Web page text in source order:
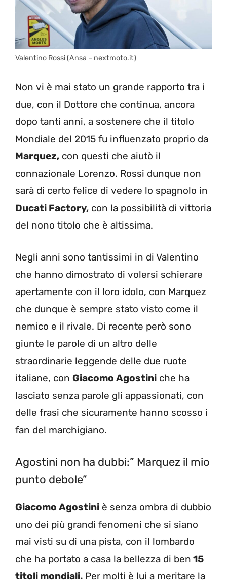
Valentino Rossi (Ansa – nextmoto.it)
Non vi è mai stato un grande rapporto tra i
due, con il Dottore che continua, ancora
dopo tanti anni, a sostenere che il titolo
Mondiale del 2015 fu influenzato proprio da
Marquez, con questi che aiutò il
connazionale Lorenzo. Rossi dunque non
sarà di certo felice di vedere lo spagnolo in
Ducati Factory, con la possibilità di vittoria
del nono titolo che è altissima.
Negli anni sono tantissimi in di Valentino
che hanno dimostrato di volersi schierare
apertamente con il loro idolo, con Marquez
che dunque è sempre stato visto come il
nemico e il rivale. Di recente però sono
giunte le parole di un altro delle
straordinarie leggende delle due ruote
italiane, con Giacomo Agostini che ha
lasciato senza parole gli appassionati, con
delle frasi che sicuramente hanno scosso i
fan del marchigiano.
Agostini non ha dubbi:” Marquez il mio
punto debole”
Giacomo Agostini è senza ombra di dubbio
uno dei più grandi fenomeni che si siano
mai visti su di una pista, con il lombardo
che ha portato a casa la bellezza di ben 15
titoli mondiali. Per molti è lui a meritare la